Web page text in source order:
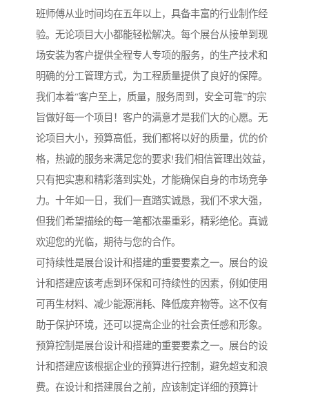
班师傅从业时间均在五年以上，具备丰富的行业制作经
验。无论项目大小都能轻松解决。每个展台从接单到现
场安装为客户提供全程专人专项的服务，的生产技术和
明确的分工管理方式，为工程质量提供了良好的保障。
我们本着“客户至上，质量，服务周到，安全可靠”的宗
旨做好每一个项目！客户的满意才是我们大的心愿。无
论项目大小，预算高低，我们都将以好的质量，优的价
格，热诚的服务来满足您的要求!我们相信管理出效益，
只有把实惠和精彩落到实处，才能确保自身的市场竞争
力。十年如一日，我们一直踏实诚恳，我们不求大强，
但我们希望描绘的每一笔都浓墨重彩，精彩绝伦。真诚
欢迎您的光临，期待与您的合作。
可持续性是展台设计和搭建的重要要素之一。展台的设
计和搭建应该考虑到环保和可持续性的因素，例如使用
可再生材料、减少能源消耗、降低废弃物等。这不仅有
助于保护环境，还可以提高企业的社会责任感和形象。
预算控制是展台设计和搭建的重要要素之一。展台的设
计和搭建应该根据企业的预算进行控制，避免超支和浪
费。在设计和搭建展台之前，应该制定详细的预算计